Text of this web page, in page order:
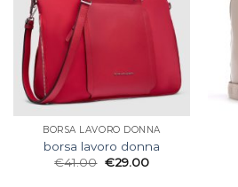
BORSA LAVORO DONNA
borsa lavoro donna
€41.00 €29.00